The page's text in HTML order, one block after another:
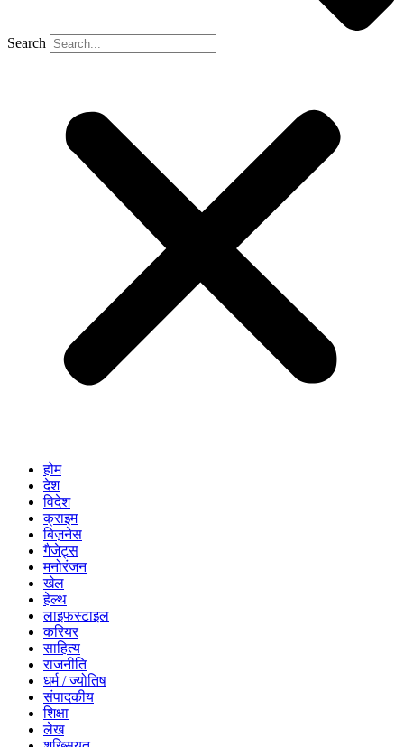
Search
होम
देश
विदेश
क्राइम
बिज़नेस
गैजेट्स
मनोरंजन
खेल
हेल्थ
लाइफस्टाइल
करियर
साहित्य
राजनीति
धर्म / ज्योतिष
संपादकीय
शिक्षा
लेख